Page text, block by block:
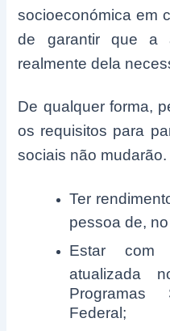
socioeconómica em
de garantir que a
realmente dela
De qualquer forma,
os requisitos para
sociais não
Ter
pessoa de,
Estar
atualizada
Federal;